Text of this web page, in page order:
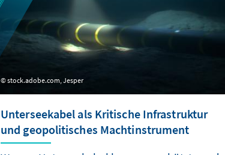
stock.adobe.com, Jesper
Unterseekabel als Kritische Infrastruktur
und geopolitisches Machtinstrument